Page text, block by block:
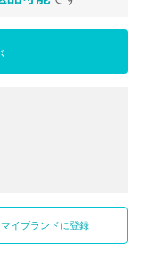
マイブランドに登録